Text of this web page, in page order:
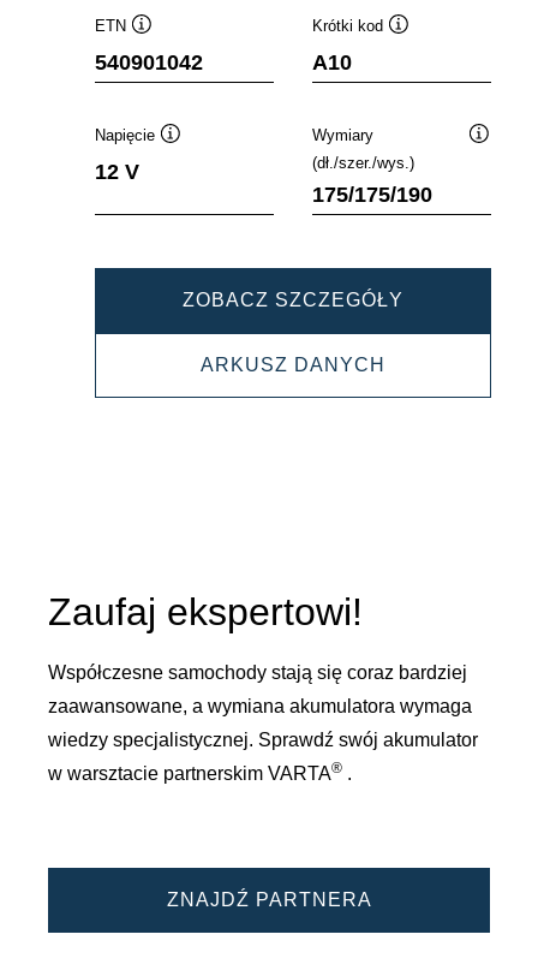
ETN
540901042
Krótki kod
A10
Napięcie
12 V
Wymiary
(dł./szer./wys.)
175/175/190
ZOBACZ SZCZEGÓŁY
AGM
ARKUSZ DANYCH
AGM
Zaufaj ekspertowi!
Współczesne samochody stają się coraz bardziej
zaawansowane, a wymiana akumulatora wymaga
wiedzy specjalistycznej. Sprawdź swój akumulator
w warsztacie partnerskim VARTA® .
ZNAJDŹ PARTNERA